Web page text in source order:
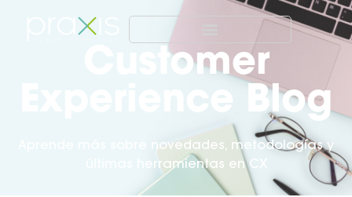
Customer
Experience Blog
Aprende más sobre novedades, metodologías y
últimas herramientas en CX